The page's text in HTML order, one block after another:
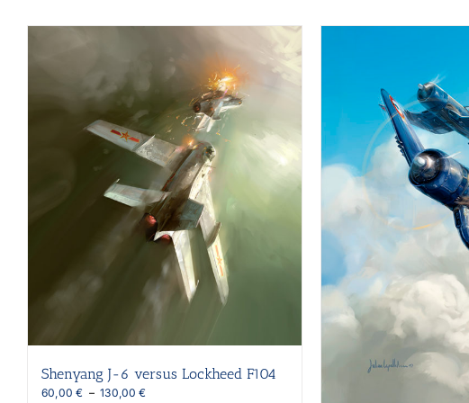
Shenyang J-6 versus Lockheed F104
60,00€ – 130,00€Plage